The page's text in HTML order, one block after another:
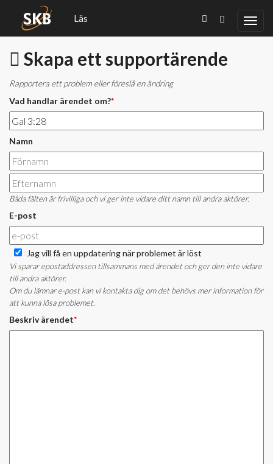
Läs
Skapa ett supportärende
Rapportera ett problem eller föreslå en ändring
Vad handlar ärendet om?*
Namn
Båda fälten är frivilliga och vi ger inte vidare ditt namn till andra aktörer.
E-post
Jag vill få en uppdatering när problemet är löst
Vi sparar epostaddressen tillsammans med ärendet och ger den inte vidare
till andra aktörer.
Om du lämnar e-post kan vi kontakta dig om det behövs mer information för
att kunna lösa problemet.
Beskriv ärendet*